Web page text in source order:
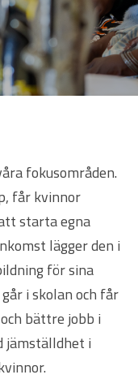
fokusområden.
får kvinnor
starta egna
lägger den i
för sina
i skolan och får
bättre jobb i
jämställdhet i